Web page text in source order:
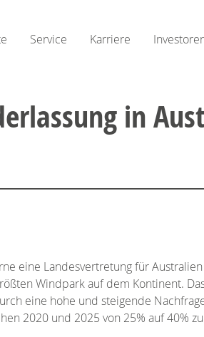
Service Karriere
in
eine Landesvertretung für
Windpark auf dem Kontinent.
eine hohe und steigende
2020 und 2025 von 25% auf 40%